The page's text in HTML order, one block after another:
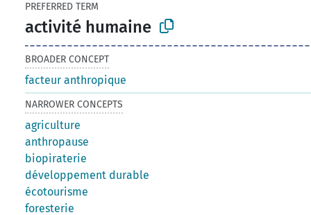
PREFERRED TERM
activité humaine
BROADER CONCEPT
facteur anthropique
NARROWER CONCEPTS
agriculture
anthropause
biopiraterie
développement durable
écotourisme
foresterie